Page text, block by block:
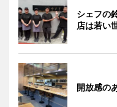
シェフの
店は若い
開放感の